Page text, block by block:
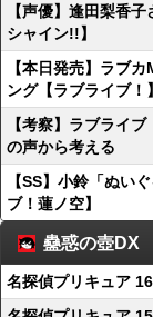
【声優】逢田梨香
シャイン!!】
【本日発売】ラブ
ング【ラブライブ！】
【考察】ラブライ
の声から考える
【SS】小鈴「ぬい
ブ！蓮ノ空】
蠱惑の壺DX
名探偵プリキュア